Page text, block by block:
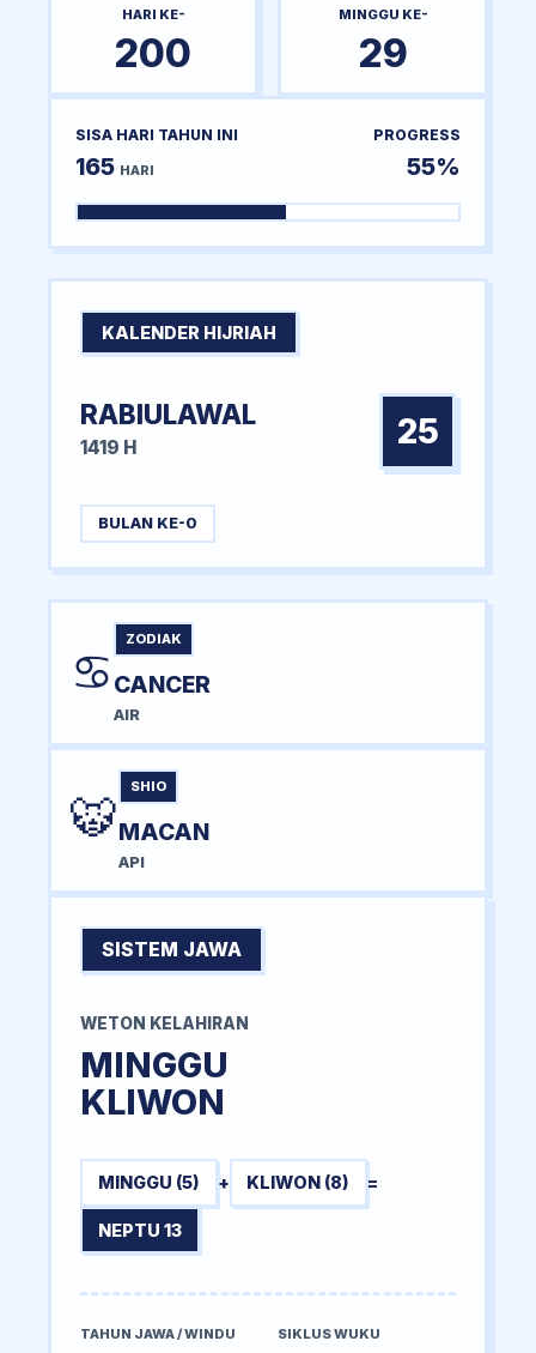
HARI KE-
200
MINGGU KE-
29
SISA HARI TAHUN INI
165 HARI
PROGRESS
55%
KALENDER HIJRIAH
RABIULAWAL
1419 H 25
BULAN KE-0
♋
ZODIAK
CANCER
AIR
🐯
SHIO
MACAN
API
SISTEM JAWA
WETON KELAHIRAN
MINGGU
KLIWON
MINGGU (5) + KLIWON (8) =
NEPTU 13
TAHUN JAWA / WINDU SIKLUS WUKU